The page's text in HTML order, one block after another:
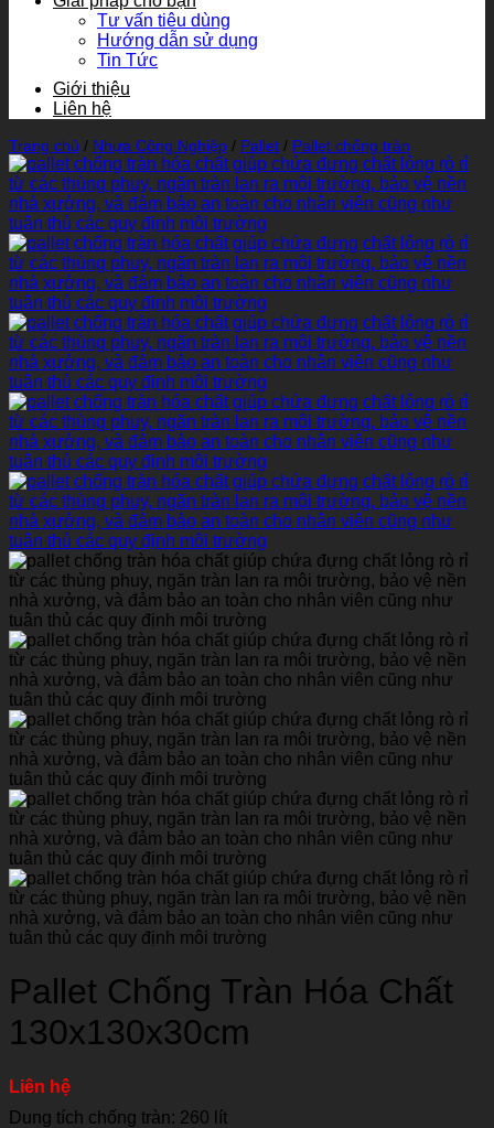
Tư vấn tiêu dùng
Hướng dẫn sử dụng
Tin Tức
Giới thiệu
Liên hệ
Trang chủ / Nhựa Công Nghiệp / Pallet / Pallet chống tràn
Pallet Chống Tràn Hóa Chất
130x130x30cm
Liên hệ
Dung tích chống tràn: 260 lít